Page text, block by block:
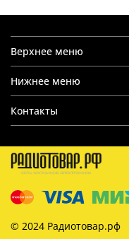
Верхнее меню
Нижнее меню
Контакты
© 2024 Радиотовар.рф